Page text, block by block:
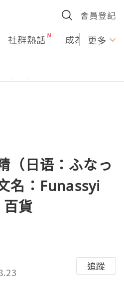
會員登記
社群熱話 成為U更多
（日语：ふなっ
名：Funassyi
百貨
追蹤